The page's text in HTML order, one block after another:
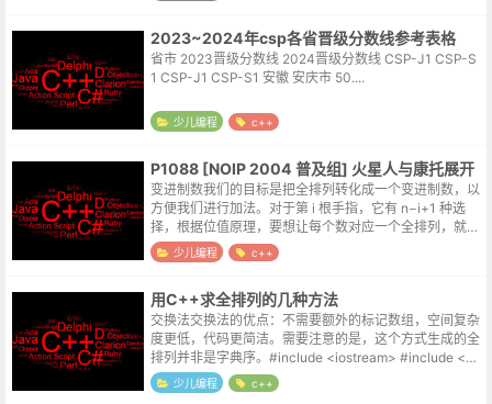
2023~2024年csp各省晋级分数线参考表格
省市 2023晋级分数线 2024晋级分数线 CSP-J1 CSP-S
1 CSP-J1 CSP-S1 安徽 安庆市 50....
少儿编程 c++
P1088 [NOIP 2004 普及组] 火星人与康托展开
变进制数我们的目标是把全排列转化成一个变进制数，以
方便我们进行加法。对于第 i 根手指，它有 n−i+1 种选
择，根据位值原理，要想让每个数对应一个全排列，就要
让这一位数是 n−i+1 进制的。那么，整个过程分为三步：
将火星数变成变进...
少儿编程 c++
用C++求全排列的几种方法
交换法交换法的优点：不需要额外的标记数组，空间复杂
度更低，代码更简洁。需要注意的是，这个方式生成的全
排列并非是字典序。#include <iostream> #include <al
gorithm> using...
少儿编程 c++